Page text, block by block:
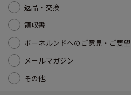
返品・交換
領収書
ボーネルンドへのご意見・ご要望
メールマガジン
その他